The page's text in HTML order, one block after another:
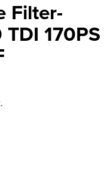
Filter-
170PS